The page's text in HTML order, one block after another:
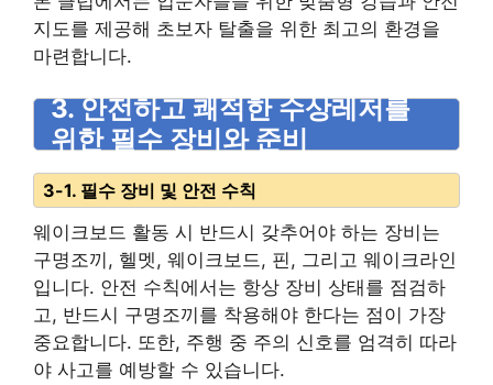
지도를 제공해 초보자 탈출을 위한 최고의 환경을
마련합니다.
3. 안전하고 쾌적한 수상레저를
위한 필수 장비와 준비
3-1. 필수 장비 및 안전 수칙
웨이크보드 활동 시 반드시 갖추어야 하는 장비는
구명조끼, 헬멧, 웨이크보드, 핀, 그리고 웨이크라인
입니다. 안전 수칙에서는 항상 장비 상태를 점검하
고, 반드시 구명조끼를 착용해야 한다는 점이 가장
중요합니다. 또한, 주행 중 주의 신호를 엄격히 따라
야 사고를 예방할 수 있습니다.